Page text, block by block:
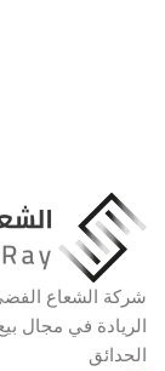
شركة الشعاع
الريادة في مجال
الحدائق